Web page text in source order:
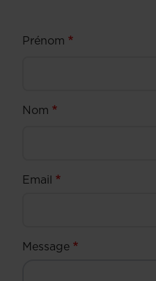
Prénom
Nom
Email
Message